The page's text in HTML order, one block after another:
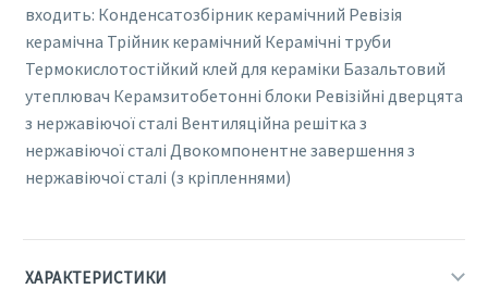
входить: Конденсатозбірник керамічний Ревізія
керамічна Трійник керамічний Керамічні труби
Термокислотостійкий клей для кераміки Базальтовий
утеплювач Керамзитобетонні блоки Ревізійні дверцята
з нержавіючої сталі Вентиляційна решітка з
нержавіючої сталі Двокомпонентне завершення з
нержавіючої сталі (з кріпленнями)
ХАРАКТЕРИСТИКИ